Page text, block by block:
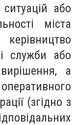
або
міста
служби або
а
(згідно з